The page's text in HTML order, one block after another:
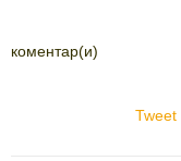
коментар(и)
Tweet